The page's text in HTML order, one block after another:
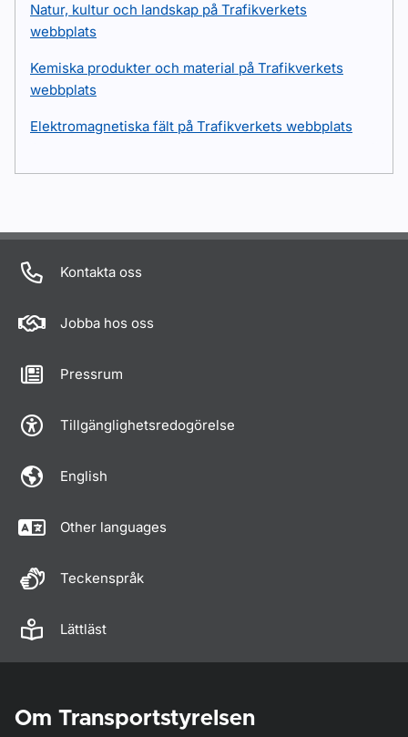
Natur, kultur och landskap på Trafikverkets
webbplats
Kemiska produkter och material på Trafikverkets
webbplats
Elektromagnetiska fält på Trafikverkets webbplats
Kontakta oss
Jobba hos oss
Pressrum
Tillgänglighetsredogörelse
English
Other languages
Teckenspråk
Lättläst
Om Transportstyrelsen